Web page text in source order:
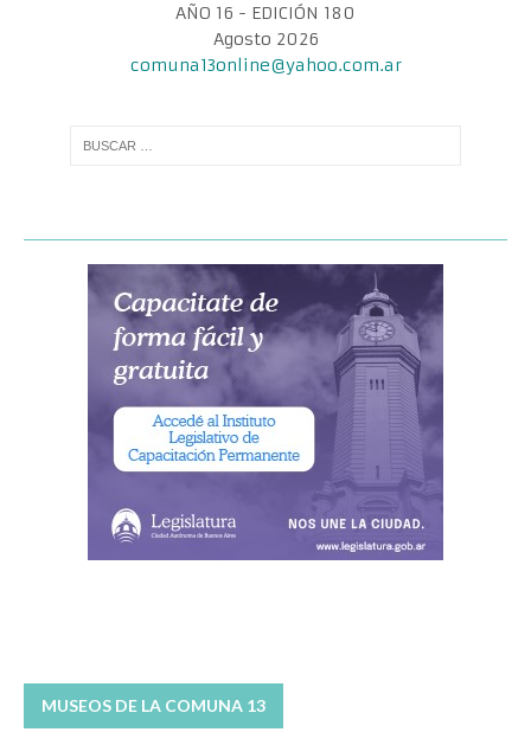
AÑO 16 - EDICIÓN 180
Agosto 2026
comuna13online@yahoo.com.ar
MUSEOS DE LA COMUNA 13